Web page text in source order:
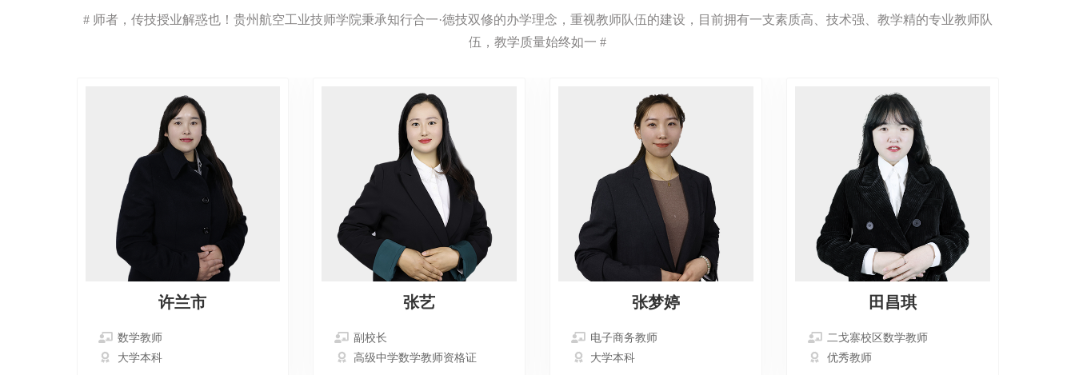
# 师者，传技授业解惑也！贵州航空工业技师学院秉承知行合一·德技双修的办学理念，重视教师队伍的建设，目前拥有一支素质高、技术强、教学精的专业教师队
伍，教学质量始终如一 #
许兰市
数学教师
大学本科
张艺
副校长
高级中学数学教师资格证
张梦婷
电子商务教师
大学本科
田昌琪
二戈寨校区数学教师
优秀教师